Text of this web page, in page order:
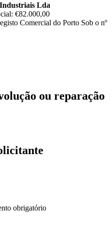
Lda
€82.000,00
Comercial do Porto Sob o nº
ou reparação
obrigatório